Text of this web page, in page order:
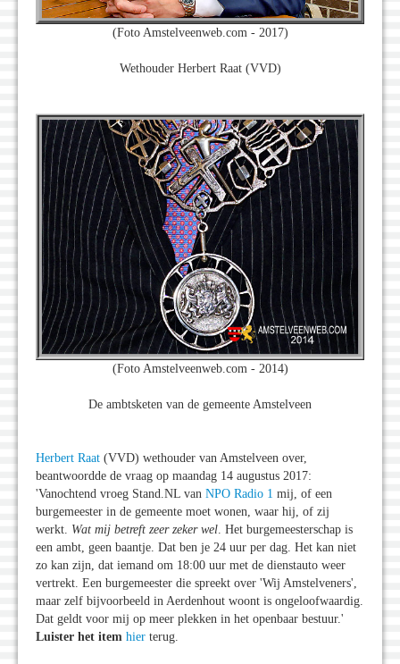
(Foto Amstelveenweb.com - 2017)
Wethouder Herbert Raat (VVD)
(Foto Amstelveenweb.com - 2014)
De ambtsketen van de gemeente Amstelveen
Herbert Raat (VVD) wethouder van Amstelveen over,
beantwoordde de vraag op maandag 14 augustus 2017:
'Vanochtend vroeg Stand.NL van NPO Radio 1 mij, of een
burgemeester in de gemeente moet wonen, waar hij, of zij
werkt. Wat mij betreft zeer zeker wel. Het burgemeesterschap is
een ambt, geen baantje. Dat ben je 24 uur per dag. Het kan niet
zo kan zijn, dat iemand om 18:00 uur met de dienstauto weer
vertrekt. Een burgemeester die spreekt over 'Wij Amstelveners',
maar zelf bijvoorbeeld in Aerdenhout woont is ongeloofwaardig.
Dat geldt voor mij op meer plekken in het openbaar bestuur.'
Luister het item hier terug.